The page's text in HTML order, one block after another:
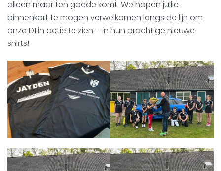
alleen maar ten goede komt. We hopen jullie
binnenkort te mogen verwelkomen langs de lijn om
onze D1 in actie te zien – in hun prachtige nieuwe
shirts!